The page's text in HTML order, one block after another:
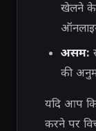
खेलने के
असम:
की
यदि आप
करने पर